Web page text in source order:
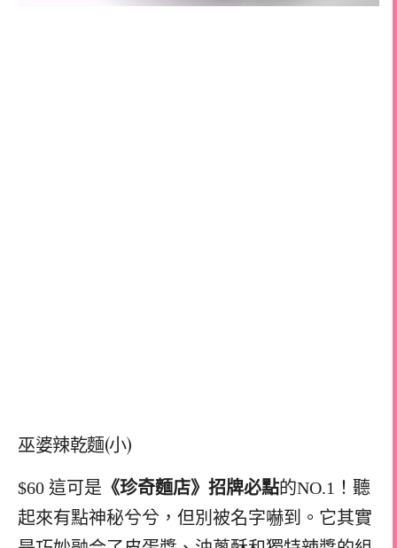
巫婆辣乾麵(小)
$60 這可是 《珍奇麵店》招牌必點的NO.1！聽
起來有點神秘兮兮，但別被名字嚇到。它其實